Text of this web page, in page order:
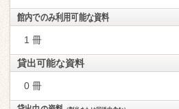
館内でのみ利用可能な資料
1 冊
貸出可能な資料
0 冊